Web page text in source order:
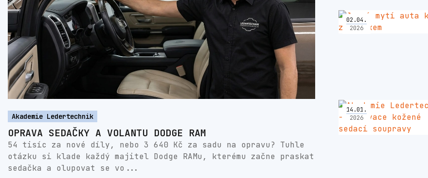
Akademie Ledertechnik
OPRAVA SEDAČKY A VOLANTU DODGE RAM
54 tisíc za nové díly, nebo 3 640 Kč za sadu na opravu? Tuhle
otázku si klade každý majitel Dodge RAMu, kterému začne praskat
sedačka a olupovat se vo...
02 .04 .
2026
14 .01 .
2026